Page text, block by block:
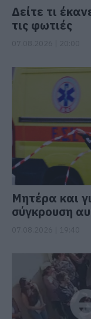
Δείτε τι
τις φωτιές
Μητέρα και
σύγκρουση